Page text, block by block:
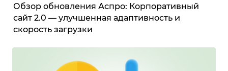
Обзор обновления Аспро: Корпоративный
сайт 2.0 — улучшенная адаптивность и
скорость загрузки